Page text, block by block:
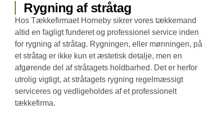
Rygning af stråtag
Hos Tækkefirmaet Horneby sikrer vores tækkemand
altid en fagligt funderet og professionel service inden
for rygning af stråtag. Rygningen, eller mønningen, på
et stråtag er ikke kun et æstetisk detalje, men en
afgørende del af stråtagets holdbarhed. Det er herfor
utrolig vigtigt, at stråtagets rygning regelmæssigt
serviceres og vedligeholdes af et professionelt
tækkefirma.